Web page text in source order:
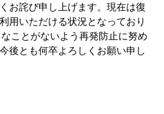
お詫び申し上げます。現在は復
用いただける状況となっており
ことがないよう再発防止に努め
後とも何卒よろしくお願い申し